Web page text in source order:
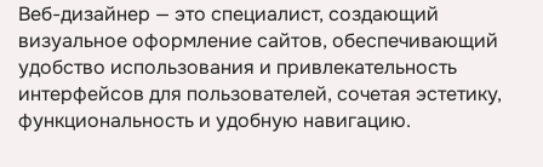
Веб-дизайнер — это специалист, создающий
визуальное оформление сайтов, обеспечивающий
удобство использования и привлекательность
интерфейсов для пользователей, сочетая эстетику,
функциональность и удобную навигацию.
Маркетинг
Дизайн